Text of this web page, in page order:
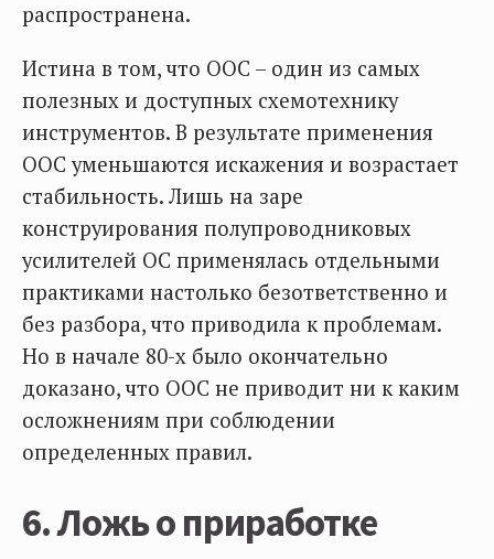
распространена.
Истина в том, что ООС – один из самых
полезных и доступных схемотехнику
инструментов. В результате применения
ООС уменьшаются искажения и возрастает
стабильность. Лишь на заре
конструирования полупроводниковых
усилителей ОС применялась отдельными
практиками настолько безответственно и
без разбора, что приводила к проблемам.
Но в начале 80-х было окончательно
доказано, что ООС не приводит ни к каким
осложнениям при соблюдении
определенных правил.
6. Ложь о приработке